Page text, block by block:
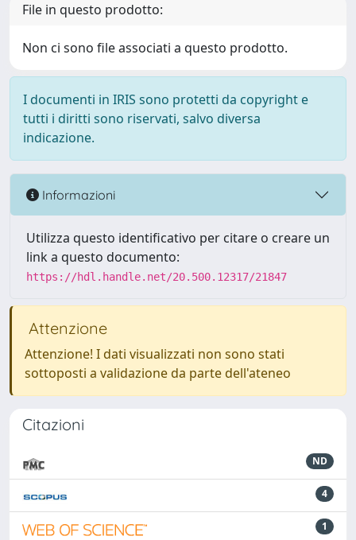
File in questo prodotto:
Non ci sono file associati a questo prodotto.
I documenti in IRIS sono protetti da copyright e
tutti i diritti sono riservati, salvo diversa
indicazione.
Informazioni
Utilizza questo identificativo per citare o creare un
link a questo documento:
https://hdl.handle.net/20.500.12317/21847
Attenzione
Attenzione! I dati visualizzati non sono stati
sottoposti a validazione da parte dell'ateneo
Citazioni
ND
4
1